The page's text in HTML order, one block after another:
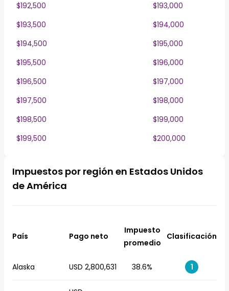
$192,500
$193,000
$193,500
$194,000
$194,500
$195,000
$195,500
$196,000
$196,500
$197,000
$197,500
$198,000
$198,500
$199,000
$199,500
$200,000
Impuestos por región en Estados Unidos
de América
País Pago neto
Impuesto
promedio
Clasificación
Alaska USD 2,800,631 38.6% 1